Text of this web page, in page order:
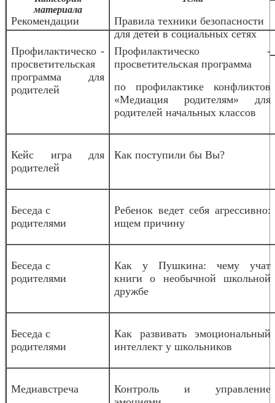
Рекомендации
Правила техники безопасности
для детей в социальных сетях
материала
Профилактическо -
просветительская
программа для
родителей
Профилактическо -
просветительская программа
по профилактике конфликтов
«Медиация родителям» для
родителей начальных классов
Кейс игра для
родителей
Как поступили бы Вы?
Беседа с
родителями
Ребенок ведет себя агрессивно:
ищем причину
Беседа с
родителями
Как у Пушкина: чему учат
книги о необычной школьной
дружбе
Беседа с
родителями
Как развивать эмоциональный
интеллект у школьников
Медиавстреча
Контроль и управление